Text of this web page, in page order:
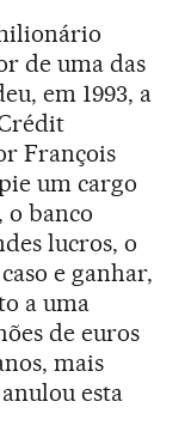
de uma das
em 1993, a
François
um cargo
banco
lucros, o
e ganhar,
a uma
de euros
mais
esta